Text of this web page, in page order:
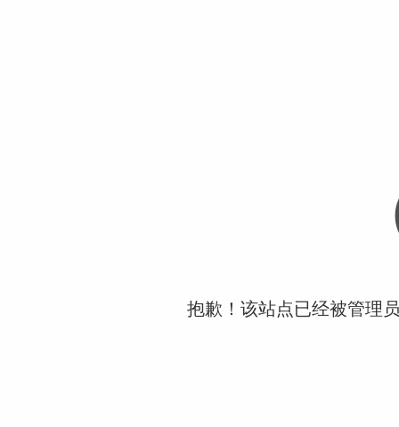
抱歉！该站点已经被管理